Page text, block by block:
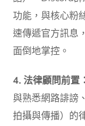
功能，與核心粉
速傳遞官方訊息
面倒地掌控。
4. 法律顧問前置：
與熟悉網路誹謗
拍攝與傳播）的